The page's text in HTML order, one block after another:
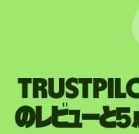
のレビュー